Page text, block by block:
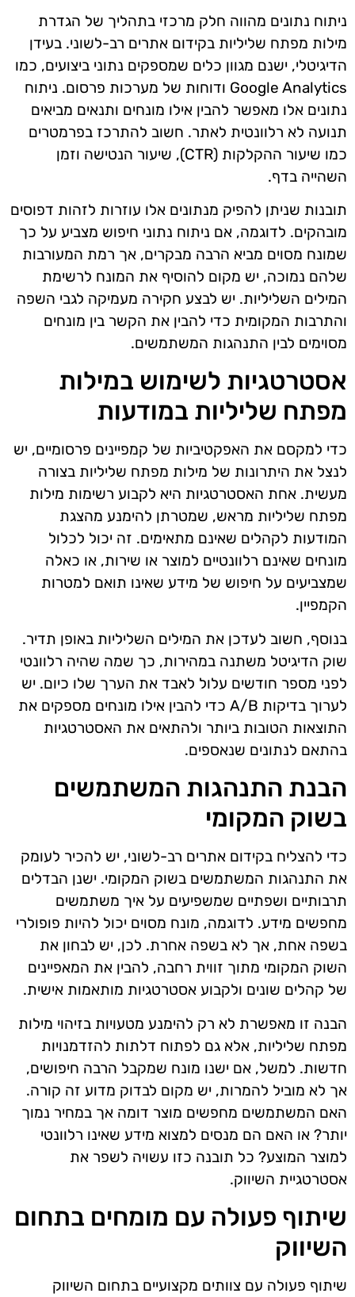
ניתוח נתונים מהווה חלק מרכזי בתהליך של הגדרת
מילות מפתח שליליות בקידום אתרים רב-לשוני. בעידן
הדיגיטלי, ישנם מגוון כלים שמספקים נתוני ביצועים, כמו
Google Analytics ודוחות של מערכות פרסום. ניתוח
נתונים אלו מאפשר להבין אילו מונחים ותנאים מביאים
תנועה לא רלוונטית לאתר. חשוב להתרכז בפרמטרים
כמו שיעור ההקלקות (CTR), שיעור הנטישה וזמן
השהייה בדף.
תובנות שניתן להפיק מנתונים אלו עוזרות לזהות דפוסים
מובהקים. לדוגמה, אם ניתוח נתוני חיפוש מצביע על כך
שמונח מסוים מביא הרבה מבקרים, אך רמת המעורבות
שלהם נמוכה, יש מקום להוסיף את המונח לרשימת
המילים השליליות. יש לבצע חקירה מעמיקה לגבי השפה
והתרבות המקומית כדי להבין את הקשר בין מונחים
מסוימים לבין התנהגות המשתמשים.
אסטרטגיות לשימוש במילות
מפתח שליליות במודעות
כדי למקסם את האפקטיביות של קמפיינים פרסומיים, יש
לנצל את היתרונות של מילות מפתח שליליות בצורה
מעשית. אחת האסטרטגיות היא לקבוע רשימות מילות
מפתח שליליות מראש, שמטרתן להימנע מהצגת
המודעות לקהלים שאינם מתאימים. זה יכול לכלול
מונחים שאינם רלוונטיים למוצר או שירות, או כאלה
שמצביעים על חיפוש של מידע שאינו תואם למטרות
הקמפיין.
בנוסף, חשוב לעדכן את המילים השליליות באופן תדיר.
שוק הדיגיטל משתנה במהירות, כך שמה שהיה רלוונטי
לפני מספר חודשים עלול לאבד את הערך שלו כיום. יש
לערוך בדיקות A/B כדי להבין אילו מונחים מספקים את
התוצאות הטובות ביותר ולהתאים את האסטרטגיות
בהתאם לנתונים שנאספים.
הבנת התנהגות המשתמשים
בשוק המקומי
כדי להצליח בקידום אתרים רב-לשוני, יש להכיר לעומק
את התנהגות המשתמשים בשוק המקומי. ישנן הבדלים
תרבותיים ושפתיים שמשפיעים על איך משתמשים
מחפשים מידע. לדוגמה, מונח מסוים יכול להיות פופולרי
בשפה אחת, אך לא בשפה אחרת. לכן, יש לבחון את
השוק המקומי מתוך זווית רחבה, להבין את המאפיינים
של קהלים שונים ולקבוע אסטרטגיות מותאמות אישית.
הבנה זו מאפשרת לא רק להימנע מטעויות בזיהוי מילות
מפתח שליליות, אלא גם לפתוח דלתות להזדמנויות
חדשות. למשל, אם ישנו מונח שמקבל הרבה חיפושים,
אך לא מוביל להמרות, יש מקום לבדוק מדוע זה קורה.
האם המשתמשים מחפשים מוצר דומה אך במחיר נמוך
יותר? או האם הם מנסים למצוא מידע שאינו רלוונטי
למוצר המוצע? כל תובנה כזו עשויה לשפר את
אסטרטגיית השיווק.
שיתוף פעולה עם מומחים בתחום
השיווק
שיתוף פעולה עם צוותים מקצועיים בתחום השיווק